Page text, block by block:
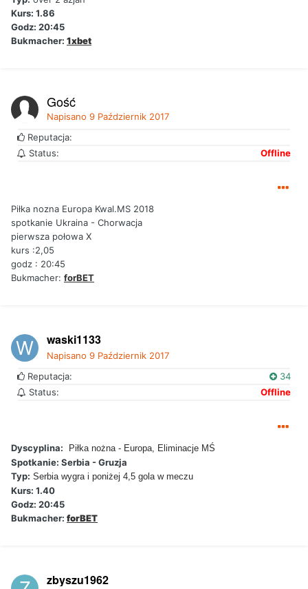
Kurs: 1.86
Godz: 20:45
Bukmacher: 1xbet
Gość
Napisano 9 Październik 2017
Reputacja:
Status:
Offline
Piłka nozna Europa Kwal.MS 2018
spotkanie Ukraina - Chorwacja
pierwsza połowa X
kurs :2,05
godz : 20:45
Bukmacher: forBET
waski1133
Napisano 9 Październik 2017
Reputacja:
34
Status:
Offline
Dyscyplina: Piłka nożna - Europa, Eliminacje MŚ
Spotkanie: Serbia - Gruzja
Typ: Serbia wygra i poniżej 4,5 gola w meczu
Kurs: 1.40
Godz: 20:45
Bukmacher: forBET
zbyszu1962